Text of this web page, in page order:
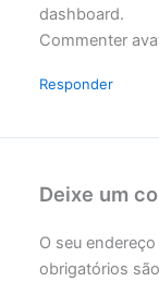
dashboard.
Commenter
Responder
Deixe um
O seu
obrigatórios